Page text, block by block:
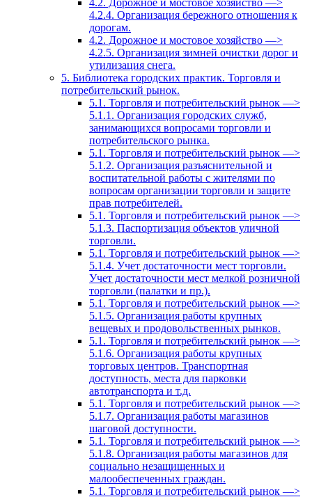
4.2. Дорожное и мостовое хозяйство —>
4.2.4. Организация бережного отношения к
дорогам.
4.2. Дорожное и мостовое хозяйство —>
4.2.5. Организация зимней очистки дорог и
утилизация снега.
5. Библиотека городских практик. Торговля и
потребительский рынок.
5.1. Торговля и потребительский рынок —>
5.1.1. Организация городских служб,
занимающихся вопросами торговли и
потребительского рынка.
5.1. Торговля и потребительский рынок —>
5.1.2. Организация разъяснительной и
воспитательной работы с жителями по
вопросам организации торговли и защите
прав потребителей.
5.1. Торговля и потребительский рынок —>
5.1.3. Паспортизация объектов уличной
торговли.
5.1. Торговля и потребительский рынок —>
5.1.4. Учет достаточности мест торговли.
Учет достаточности мест мелкой розничной
торговли (палатки и пр.).
5.1. Торговля и потребительский рынок —>
5.1.5. Организация работы крупных
вещевых и продовольственных рынков.
5.1. Торговля и потребительский рынок —>
5.1.6. Организация работы крупных
торговых центров. Транспортная
доступность, места для парковки
автотранспорта и т.д.
5.1. Торговля и потребительский рынок —>
5.1.7. Организация работы магазинов
шаговой доступности.
5.1. Торговля и потребительский рынок —>
5.1.8. Организация работы магазинов для
социально незащищенных и
малообеспеченных граждан.
5.1. Торговля и потребительский рынок —>